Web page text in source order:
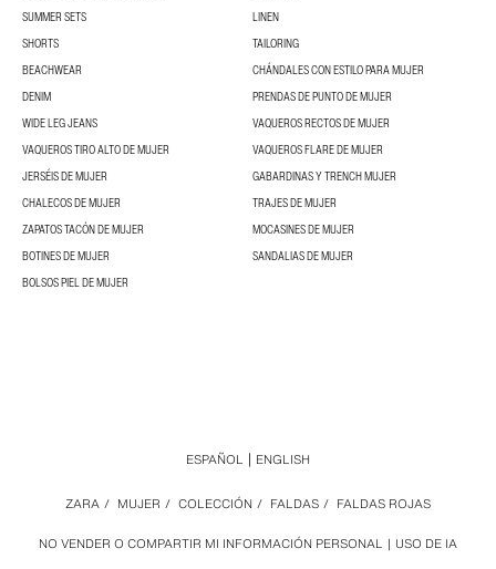
SUMMER SETS
LINEN
SHORTS
TAILORING
BEACHWEAR
CHÁNDALES CON ESTILO PARA MUJER
DENIM
PRENDAS DE PUNTO DE MUJER
WIDE LEG JEANS
VAQUEROS RECTOS DE MUJER
VAQUEROS TIRO ALTO DE MUJER
VAQUEROS FLARE DE MUJER
JERSÉIS DE MUJER
GABARDINAS Y TRENCH MUJER
CHALECOS DE MUJER
TRAJES DE MUJER
ZAPATOS TACÓN DE MUJER
MOCASINES DE MUJER
BOTINES DE MUJER
SANDALIAS DE MUJER
BOLSOS PIEL DE MUJER
NO VENDER O COMPARTIR MI INFORMACIÓN PERSONAL USO DE IA
ZARA / MUJER / COLECCIÓN / FALDAS / FALDAS ROJAS
ESPAÑOL ENGLISH